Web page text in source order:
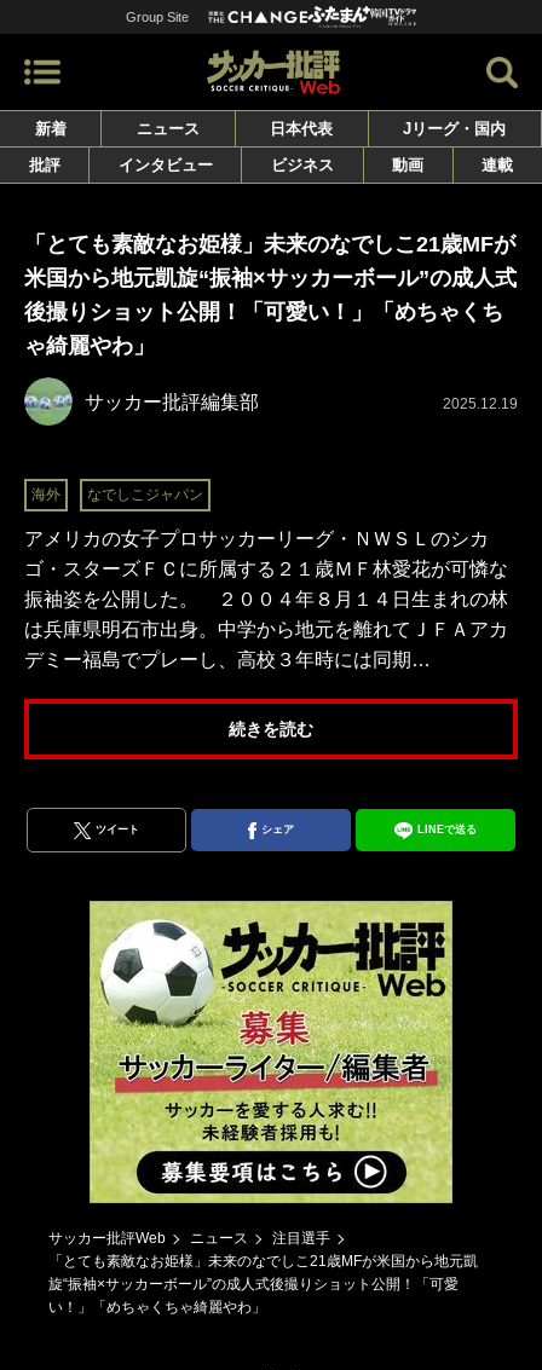
Group Site
新着 ニュース 日本代表
Jリーグ・国内
批評
インタビュー ビジネス 動画 連載
「とても素敵なお姫様」未来のなでしこ21歳MFが
米国から地元凱旋“振袖×サッカーボール”の成人式
後撮りショット公開！「可愛い！」「めちゃくち
ゃ綺麗やわ」
サッカー批評編集部 2025.12.19
海外 なでしこジャパン
アメリカの女子プロサッカーリーグ・ＮＷＳＬのシカ
ゴ・スターズＦＣに所属する２１歳ＭＦ林愛花が可憐な
振袖姿を公開した。 ２００４年８月１４日生まれの林
は兵庫県明石市出身。中学から地元を離れてＪＦＡアカ
デミー福島でプレーし、高校３年時には同期…
続きを読む
ツイート シェア LINEで送る
サッカー批評Web ニュース
注目選手
「とても素敵なお姫様」未来のなでしこ21歳MFが米国から地元凱
旋“振袖×サッカーボール”の成人式後撮りショット公開！「可愛
い！」「めちゃくちゃ綺麗やわ」